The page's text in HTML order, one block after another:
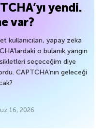
yendi.
var?
kullanıcıları, yapay zeka
o bulanık yangın
seçeceğim diye
CAPTCHA’nın geleceği
16, 2026